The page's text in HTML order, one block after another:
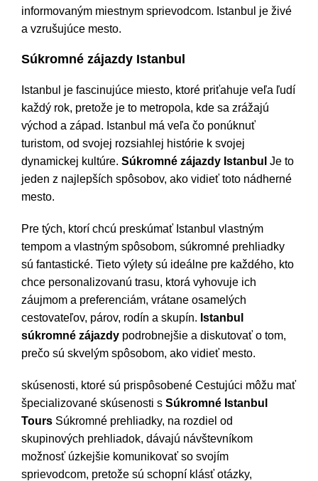
informovaným miestnym sprievodcom. Istanbul je živé
a vzrušujúce mesto.
Súkromné zájazdy Istanbul
Istanbul je fascinujúce miesto, ktoré priťahuje veľa ľudí
každý rok, pretože je to metropola, kde sa zrážajú
východ a západ. Istanbul má veľa čo ponúknuť
turistom, od svojej rozsiahlej histórie k svojej
dynamickej kultúre. Súkromné zájazdy Istanbul Je to
jeden z najlepších spôsobov, ako vidieť toto nádherné
mesto.
Pre tých, ktorí chcú preskúmať Istanbul vlastným
tempom a vlastným spôsobom, súkromné prehliadky
sú fantastické. Tieto výlety sú ideálne pre každého, kto
chce personalizovanú trasu, ktorá vyhovuje ich
záujmom a preferenciám, vrátane osamelých
cestovateľov, párov, rodín a skupín. Istanbul
súkromné zájazdy podrobnejšie a diskutovať o tom,
prečo sú skvelým spôsobom, ako vidieť mesto.
skúsenosti, ktoré sú prispôsobené Cestujúci môžu mať
špecializované skúsenosti s Súkromné Istanbul
Tours Súkromné prehliadky, na rozdiel od
skupinových prehliadok, dávajú návštevníkom
možnosť úzkejšie komunikovať so svojím
sprievodcom, pretože sú schopní klásť otázky,